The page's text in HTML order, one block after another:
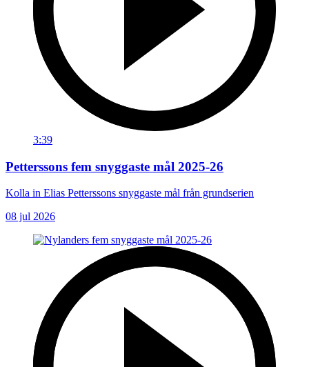
3:39
Petterssons fem snyggaste mål 2025-26
Kolla in Elias Petterssons snyggaste mål från grundserien
08 jul 2026